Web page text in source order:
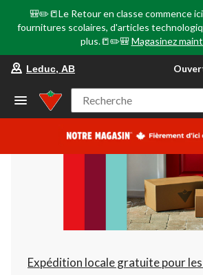
🎒✏️📒Le Retour en classe commence
fournitures scolaires, d'articles
plus.📒✏️🎒 Magasinez
votre
préféré
Leduc,
AB,
courament
Fermeture
à
22:00
cliquer
pour
changer
Leduc, AB
Recherche
Expédition locale gratuite pour